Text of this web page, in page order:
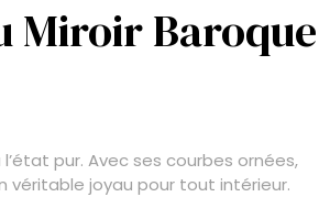
Miroir Baroque
pur. Avec ses courbes ornées,
véritable joyau pour tout intérieur.